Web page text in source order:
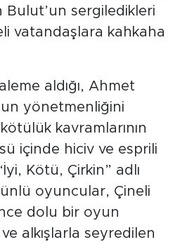
Bulut’un sergiledikleri
vatandaşlara kahkaha
aldığı, Ahmet
yönetmenliğini
kavramlarının
içinde hiciv ve esprili
Kötü, Çirkin” adlı
oyuncular, Çineli
dolu bir oyun
alkışlarla seyredilen